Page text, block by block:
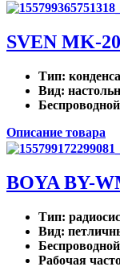
SVEN MK-
Тип:
Вид:
Описание товара
BOYA BY-
Тип:
Вид:
Рабочая